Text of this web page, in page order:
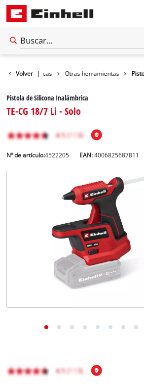
Volver |
inalámbricas Otras herramientas
Pistola de Silicona Inalámbrica
TE-CG 18/7 Li - Solo
Nº de artículo:4522205 EAN:4006825687811